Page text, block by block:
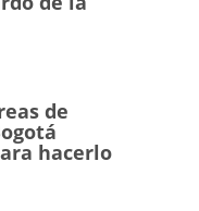
de
hacerlo